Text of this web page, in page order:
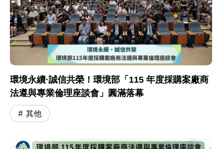
環境永續·誠信共榮！環境部「115 年度採購案廠商
法遵與專業倫理座談會」圓滿落幕
其他